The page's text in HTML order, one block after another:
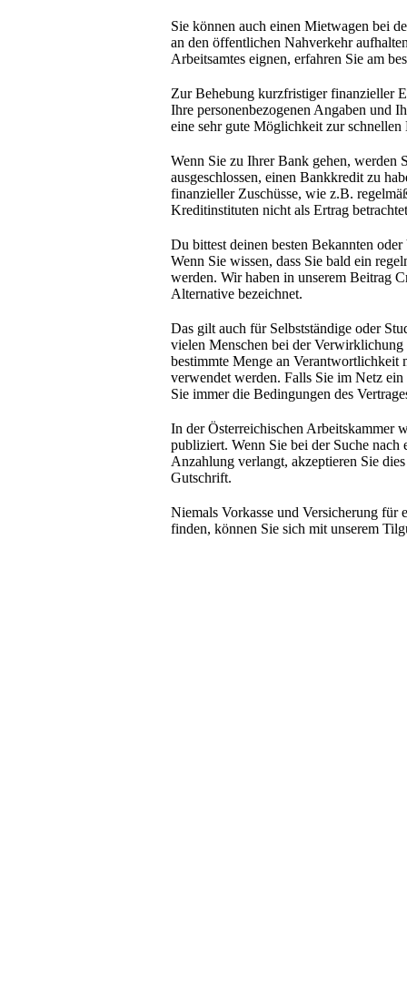
Sie können auch einen Mietwagen bei
an den öffentlichen Nahverkehr
Arbeitsamtes eignen, erfahren Sie am
Zur Behebung kurzfristiger finanzieller
Ihre personenbezogenen Angaben und
eine sehr gute Möglichkeit zur
Wenn Sie zu Ihrer Bank gehen, werden
ausgeschlossen, einen Bankkredit zu
finanzieller Zuschüsse, wie z.B.
Kreditinstituten nicht als Ertrag
Du bittest deinen besten Bekannten
Wenn Sie wissen, dass Sie bald ein
werden. Wir haben in unserem Beitrag
Alternative bezeichnet.
Das gilt auch für Selbstständige oder
vielen Menschen bei der
bestimmte Menge an
verwendet werden. Falls Sie im Netz
Sie immer die Bedingungen des
In der Österreichischen Arbeitskammer
publiziert. Wenn Sie bei der Suche
Anzahlung verlangt, akzeptieren Sie
Gutschrift.
Niemals Vorkasse und Versicherung für
finden, können Sie sich mit unserem